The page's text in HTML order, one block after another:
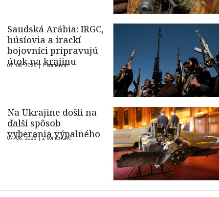
Saudská Arábia: IRGC,
húsíovia a irackí
bojovníci pripravujú
útok na krajinu
07. 08. 2026 | 1 komentár
Na Ukrajine došli na
ďalší spôsob
vyberania výpalného
07. 08. 2026 |2 komentáre